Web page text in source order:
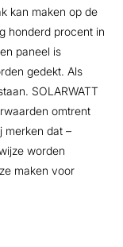
kan maken op de
honderd procent in
paneel is
gedekt. Als
SOLARWATT
omtrent
merken dat –
worden
maken voor